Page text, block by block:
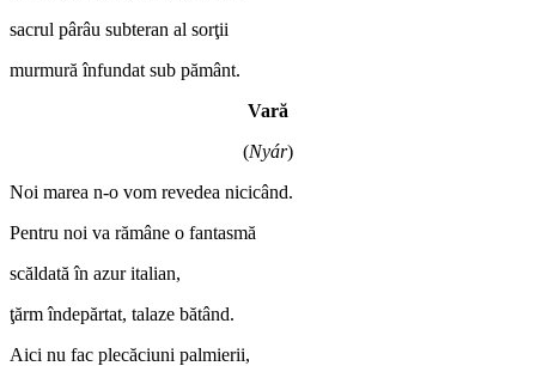
sacrul pârâu subteran al sorţii
murmură înfundat sub pământ.
Vară
(Nyár)
Noi marea n-o vom revedea nicicând.
Pentru noi va rămâne o fantasmă
scăldată în azur italian,
ţărm îndepărtat, talaze bătând.
Aici nu fac plecăciuni palmierii,